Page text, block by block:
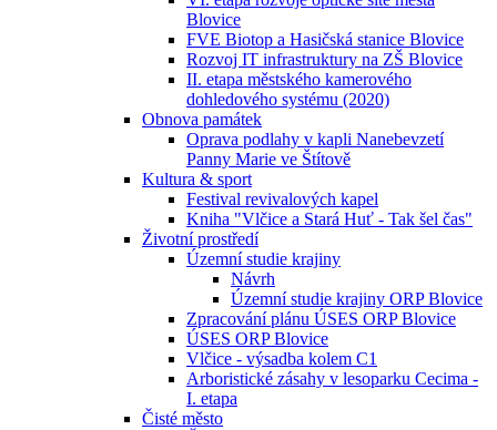
Blovice
FVE Biotop a Hasičská stanice Blovice
Rozvoj IT infrastruktury na ZŠ Blovice
II. etapa městského kamerového
dohledového systému (2020)
Obnova památek
Oprava podlahy v kapli Nanebevzetí
Panny Marie ve Štítově
Kultura & sport
Festival revivalových kapel
Kniha "Vlčice a Stará Huť - Tak šel čas"
Životní prostředí
Územní studie krajiny
Návrh
Územní studie krajiny ORP Blovice
Zpracování plánu ÚSES ORP Blovice
ÚSES ORP Blovice
Vlčice - výsadba kolem C1
Arboristické zásahy v lesoparku Cecima -
I. etapa
Čisté město